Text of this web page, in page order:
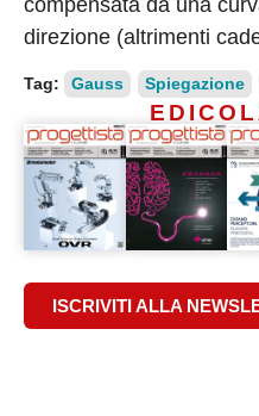
direzione (altrimenti
Tag: Gauss Spiegazione
ISCRIVITI ALLA